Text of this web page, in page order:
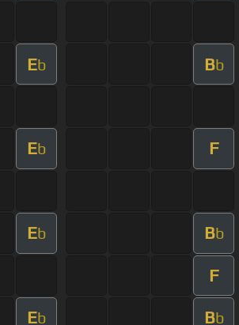
Eb Bb
Eb F
Eb Bb
F
Eb Bb